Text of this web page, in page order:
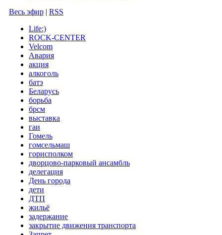
Весь эфир | RSS
Life:)
ROCK-CENTER
Velcom
Авария
акция
алкоголь
батэ
Беларусь
борьба
брсм
выставка
гаи
Гомель
гомсельмаш
горисполком
дворцово-парковый ансамбль
делегация
День города
дети
ДТП
жильё
задержание
закрытие движения транспорта